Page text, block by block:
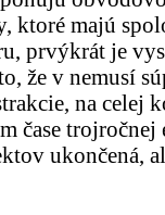
ktoré majú
prvýkrát je
že v nemusí
na celej
čase
ukončená,